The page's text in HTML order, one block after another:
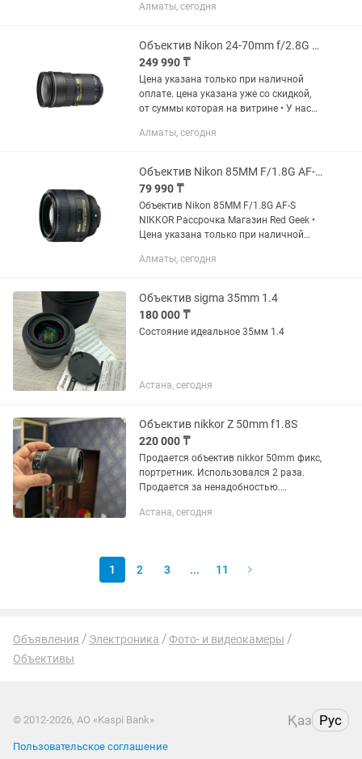
• мы предоставляем официальную
Алматы, сегодня
Объектив Nikon 24-70mm f/2.8G AF-S Nikkor Магазин Red Geek
249 990 ₸
Цена указана только при наличной
оплате. цена указана уже со скидкой,
от суммы которая на витрине • У нас
• мы предоставляем официальную
Алматы, сегодня
Объектив Nikon 85MM F/1.8G AF-S NIKKOR Рассрочка Магазин Red Geek
79 990 ₸
Объектив Nikon 85MM F/1.8G AF-S
NIKKOR Рассрочка Магазин Red Geek •
Цена указана только при наличной
от суммы которая на витрине • У нас
Алматы, сегодня
Объектив sigma 35mm 1.4
180 000 ₸
Состояние идеальное 35мм 1.4
Астана, сегодня
Объектив nikkor Z 50mm f1.8S
220 000 ₸
Продается объектив nikkor 50mm фикс,
портретник. Использовался 2 раза.
Продается за ненадобностью.
Рассрочку/обмен не предлагать
Астана, сегодня
1 2 3 ... 11
Объявления Электроника
Фото- и видеокамеры
Объективы
© 2012-2026, АО «Kaspi Bank» Қаз Рус
Пользовательское соглашение